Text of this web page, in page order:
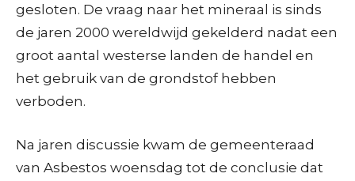
gesloten. De vraag naar het mineraal is sinds
de jaren 2000 wereldwijd gekelderd nadat een
groot aantal westerse landen de handel en
het gebruik van de grondstof hebben
verboden.
Na jaren discussie kwam de gemeenteraad
van Asbestos woensdag tot de conclusie dat